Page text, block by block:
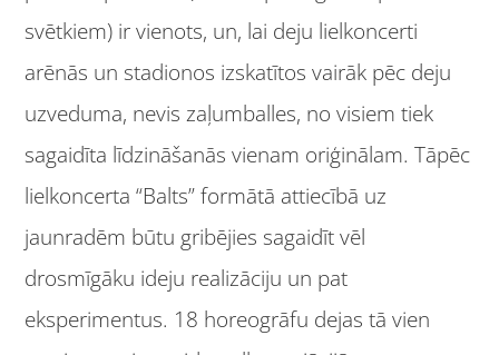
svētkiem) ir vienots, un, lai deju lielkoncerti
arēnās un stadionos izskatītos vairāk pēc deju
uzveduma, nevis zaļumballes, no visiem tiek
sagaidīta līdzināšanās vienam oriģinālam. Tāpēc
lielkoncerta “Balts” formātā attiecībā uz
jaunradēm būtu gribējies sagaidīt vēl
drosmīgāku ideju realizāciju un pat
eksperimentus. 18 horeogrāfu dejas tā vien